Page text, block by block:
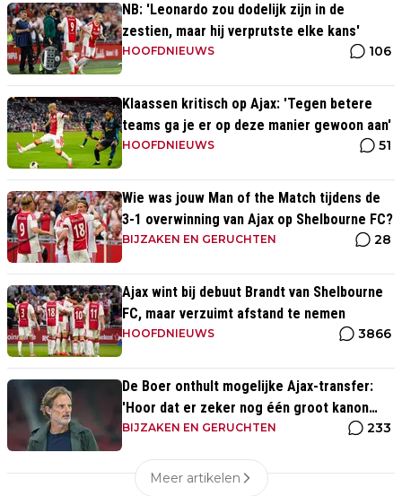
NB: 'Leonardo zou dodelijk zijn in de
zestien, maar hij verprutste elke kans'
HOOFDNIEUWS 106
Klaassen kritisch op Ajax: 'Tegen betere
teams ga je er op deze manier gewoon aan'
HOOFDNIEUWS 51
Wie was jouw Man of the Match tijdens de
3-1 overwinning van Ajax op Shelbourne FC?
BIJZAKEN EN GERUCHTEN 28
Ajax wint bij debuut Brandt van Shelbourne
FC, maar verzuimt afstand te nemen
HOOFDNIEUWS 3866
De Boer onthult mogelijke Ajax-transfer:
'Hoor dat er zeker nog één groot kanon
aankomt'
BIJZAKEN EN GERUCHTEN 233
Meer artikelen